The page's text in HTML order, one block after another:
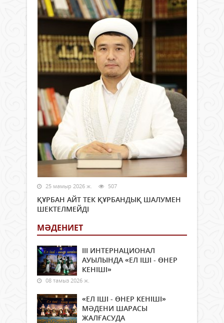
25 мамыр 2026 ж. 507
ҚҰРБАН АЙТ ТЕК ҚҰРБАНДЫҚ ШАЛУМЕН
ШЕКТЕЛМЕЙДІ
МӘДЕНИЕТ
ІІІ ИНТЕРНАЦИОНАЛ
АУЫЛЫНДА «ЕЛ ІШІ - ӨНЕР
КЕНІШІ»
08 тамыз 2026 ж.
«ЕЛ ІШІ - ӨНЕР КЕНІШІ»
МӘДЕНИ ШАРАСЫ
ЖАЛҒАСУДА